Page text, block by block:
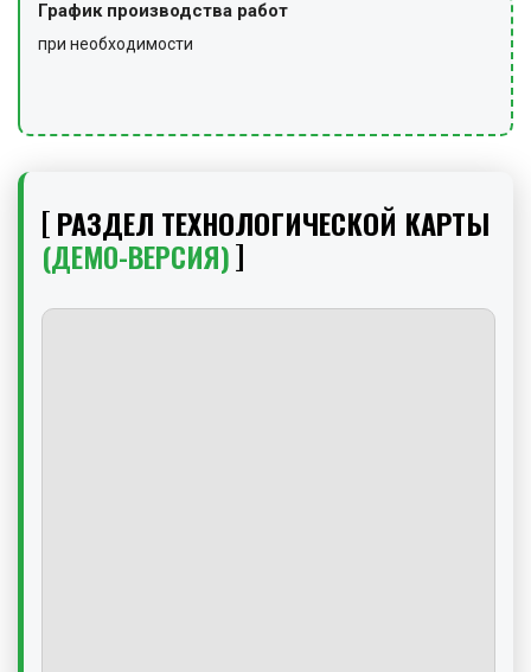
График производства работ
при необходимости
РАЗДЕЛ ТЕХНОЛОГИЧЕСКОЙ КАРТЫ
(ДЕМО-ВЕРСИЯ)